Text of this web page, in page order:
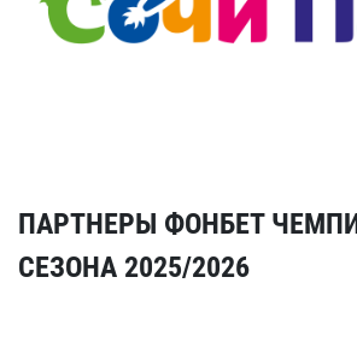
ПАРТНЕРЫ ФОНБЕТ
СЕЗОНА 2025/2026